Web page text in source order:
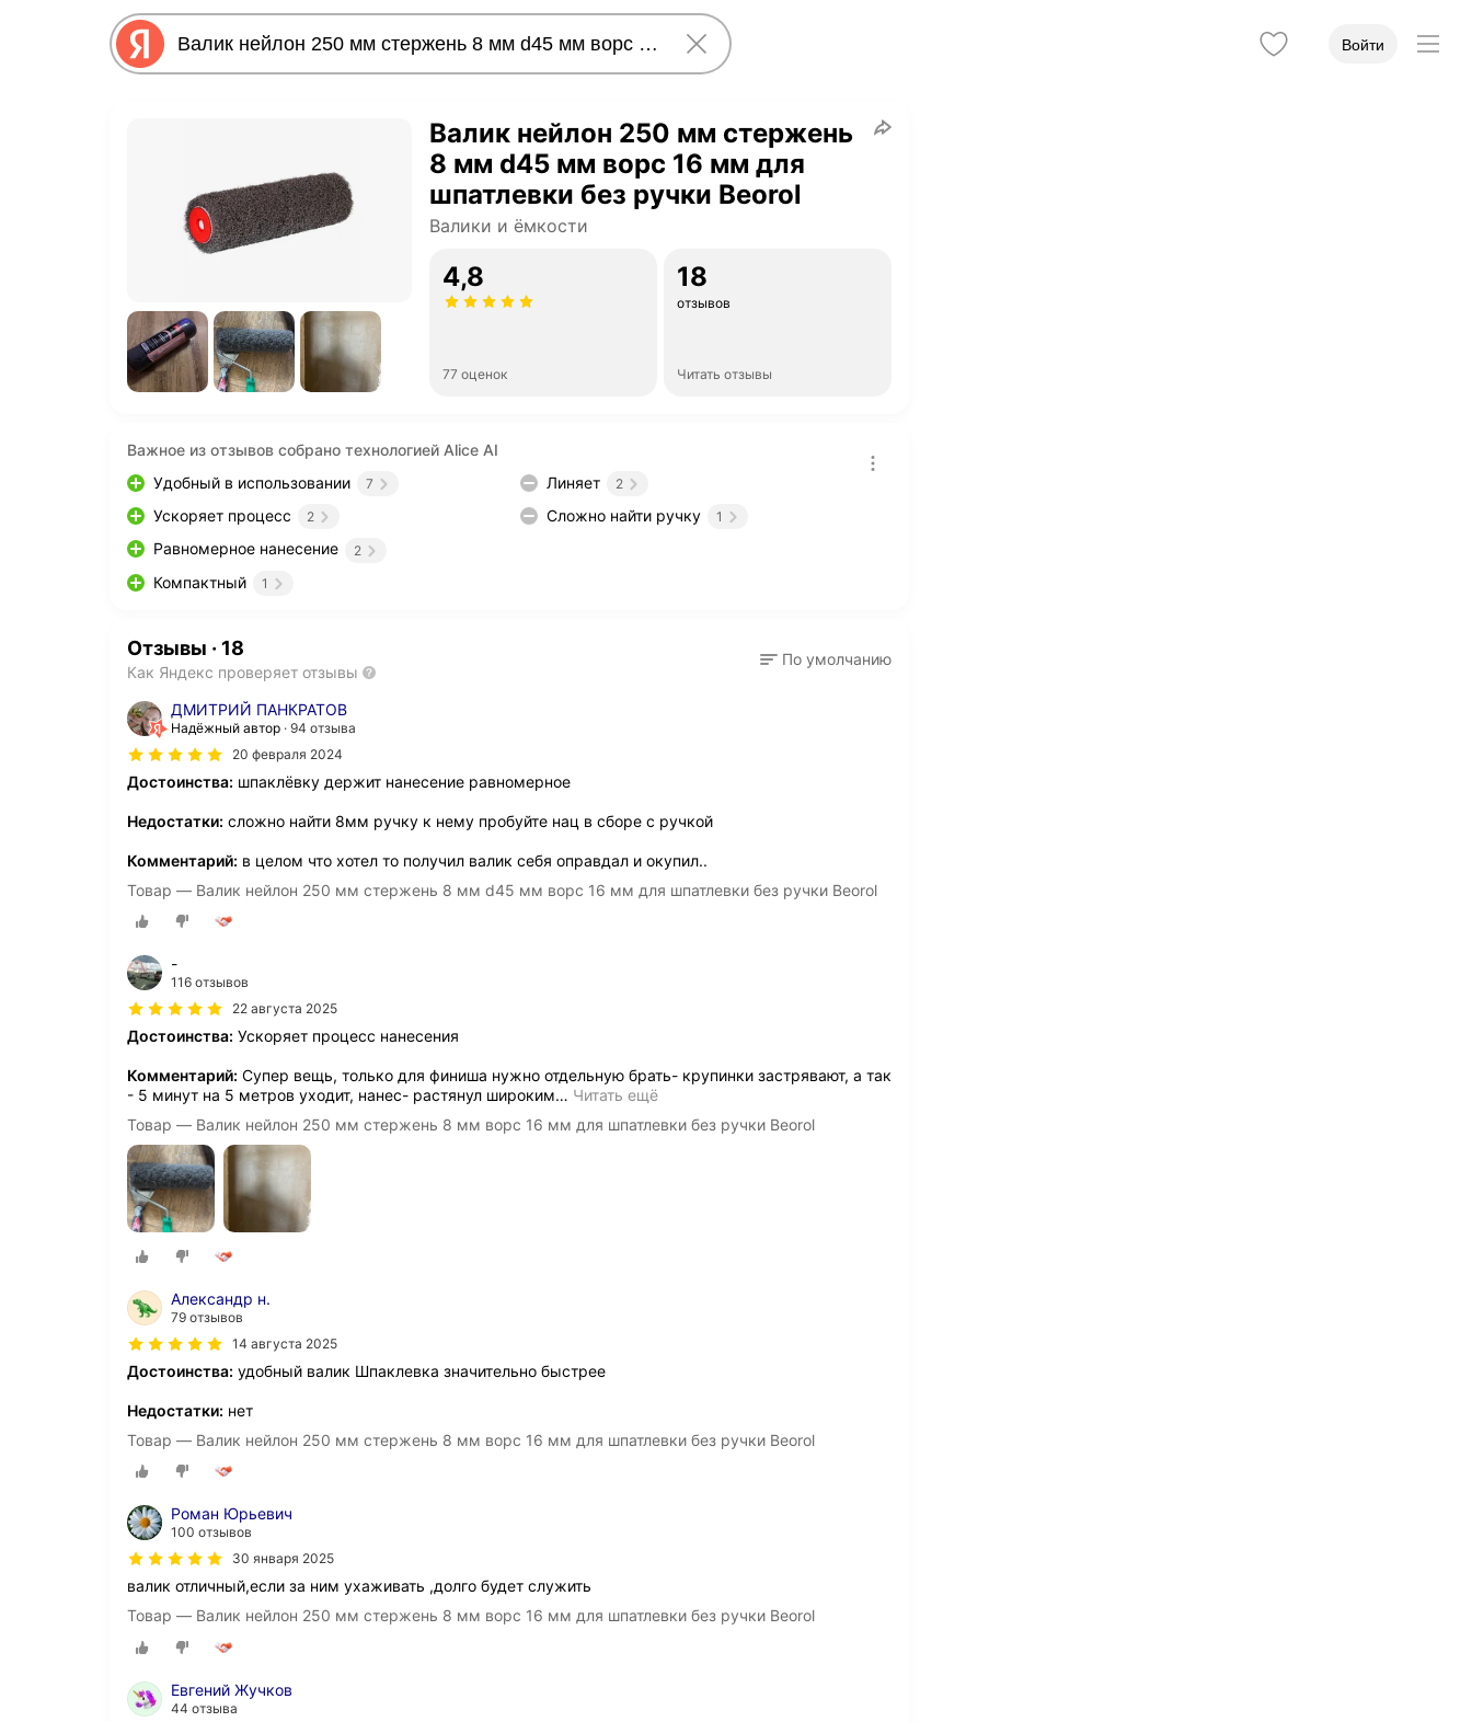
Войти
Валик нейлон 250 мм стержень
8 мм d45 мм ворс 16 мм для
шпатлевки без ручки Beorol
Валики и ёмкости
4,8
77 оценок
18
отзывов
Читать отзывы
Важное из отзывов собрано технологией Alice AI
Удобный в использовании
7
Ускоряет процесс 2
Равномерное нанесение 2
Компактный 1
Линяет 2
Сложно найти ручку 1
Отзывы · 18
Как Яндекс проверяет отзывы
По умолчанию
ДМИТРИЙ ПАНКРАТОВ
Надёжный автор 94 отзыва
20 февраля 2024
Достоинства: шпаклёвку держит нанесение равномерное
Недостатки: сложно найти 8мм ручку к нему пробуйте нац в сборе с ручкой
Комментарий: в целом что хотел то получил валик себя оправдал и окупил..
Товар — Валик нейлон 250 мм стержень 8 мм d45 мм ворс 16 мм для шпатлевки без ручки Beorol
-
116 отзывов
22 августа 2025
Достоинства: Ускоряет процесс нанесения
Комментарий: Супер вещь, только для финиша нужно отдельную брать- крупинки застрявают, а так
- 5 минут на 5 метров уходит, нанес- растянул широким… Читать ещё
Товар — Валик нейлон 250 мм стержень 8 мм ворс 16 мм для шпатлевки без ручки Beorol
Александр н.
79 отзывов
14 августа 2025
Достоинства: удобный валик Шпаклевка значительно быстрее
Недостатки: нет
Товар — Валик нейлон 250 мм стержень 8 мм ворс 16 мм для шпатлевки без ручки Beorol
Роман Юрьевич
100 отзывов
30 января 2025
валик отличный,если за ним ухаживать ,долго будет служить
Товар — Валик нейлон 250 мм стержень 8 мм ворс 16 мм для шпатлевки без ручки Beorol
Евгений Жучков
44 отзыва